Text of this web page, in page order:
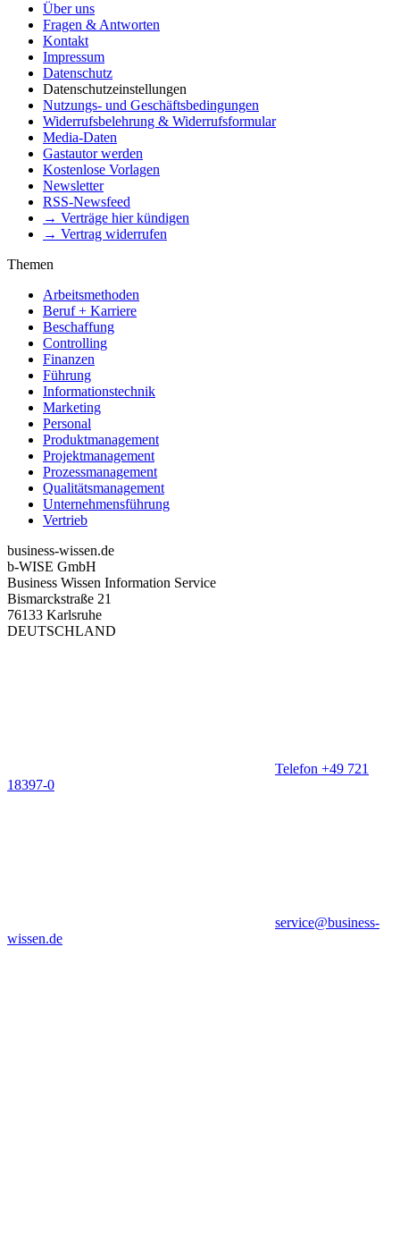
Über uns
Fragen & Antworten
Kontakt
Impressum
Datenschutz
Datenschutzeinstellungen
Nutzungs- und Geschäftsbedingungen
Widerrufsbelehrung & Widerrufsformular
Media-Daten
Gastautor werden
Kostenlose Vorlagen
Newsletter
RSS-Newsfeed
→ Verträge hier kündigen
→ Vertrag widerrufen
Themen
Arbeitsmethoden
Beruf + Karriere
Beschaffung
Controlling
Finanzen
Führung
Informationstechnik
Marketing
Personal
Produktmanagement
Projektmanagement
Prozessmanagement
Qualitätsmanagement
Unternehmensführung
Vertrieb
business-wissen.de
b-WISE GmbH
Business Wissen Information Service
Bismarckstraße 21
76133 Karlsruhe
DEUTSCHLAND
Telefon +49 721
18397-0
service@business-
wissen.de